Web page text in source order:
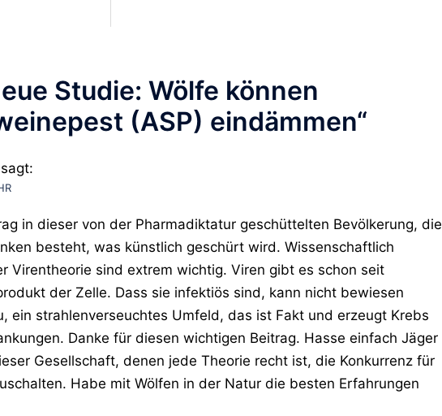
Studie: Wölfe können
(ASP) eindämmen“
sagt:
in dieser von der Pharmadiktatur geschüttelten Bevölkerung, die
besteht, was künstlich geschürt wird. Wissenschaftlich
Virentheorie sind extrem wichtig. Viren gibt es schon seit
der Zelle. Dass sie infektiös sind, kann nicht bewiesen
ein strahlenverseuchtes Umfeld, das ist Fakt und erzeugt Krebs
Danke für diesen wichtigen Beitrag. Hasse einfach Jäger
Gesellschaft, denen jede Theorie recht ist, die Konkurrenz für
Habe mit Wölfen in der Natur die besten Erfahrungen